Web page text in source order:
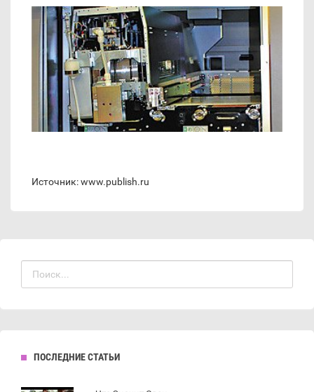
Источник: www.publish.ru
ПОСЛЕДНИЕ СТАТЬИ